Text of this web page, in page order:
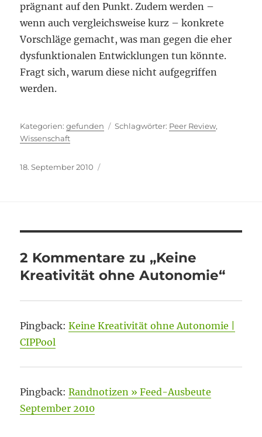
prägnant auf den Punkt. Zudem werden –
wenn auch vergleichsweise kurz – konkrete
Vorschläge gemacht, was man gegen die eher
dysfunktionalen Entwicklungen tun könnte.
Fragt sich, warum diese nicht aufgegriffen
werden.
Kategorien
gefunden Schlagwörter
Peer Review,
Wissenschaft
Veröffentlicht
18. September 2010
2 Kommentare zu „Keine
Kreativität ohne Autonomie“
Pingback:Keine Kreativität ohne Autonomie |
CIPPool
Pingback:Randnotizen » Feed-Ausbeute
September 2010